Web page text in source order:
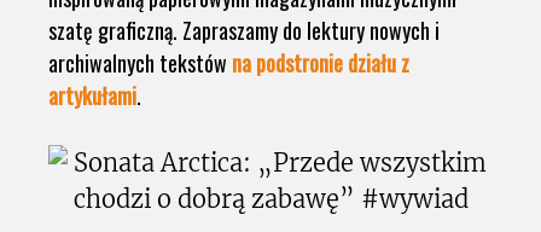
szatę graficzną. Zapraszamy do lektury nowych i
archiwalnych tekstów na podstronie działu z
artykułami.